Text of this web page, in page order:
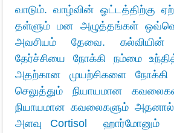
வாடும். வாழ்வின் ஓட்டத்திற்கு
தள்ளும் மன அழுத்தங்கள்
அவசியம் தேவை.
தேர்ச்சியை நோக்கி நம்மை
அதற்கான முயற்சிகளை
செலுத்தும் நியாயமான
நியாயமான கவலைகளும் அதனால்
அளவு Cortisol ஹார்மோனும்